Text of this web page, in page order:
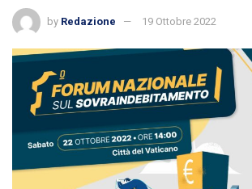
by Redazione 19 Ottobre 2022